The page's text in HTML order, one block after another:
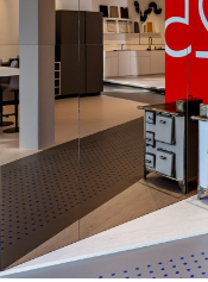
1 /0